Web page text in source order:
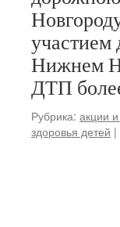
участием
Нижнем
ДТП
Рубрика: акции
здоровья детей |